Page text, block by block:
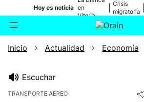
Hoy es noticia en
Vitoria-
Gasteiz
Crisis
migratoria
Buscador Actualidad
Inicio Actualidad Economía
Escuchar
TRANSPORTE AÉREO